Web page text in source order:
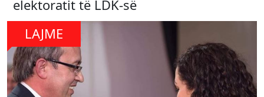
elektoratit të LDK-së
LAJME